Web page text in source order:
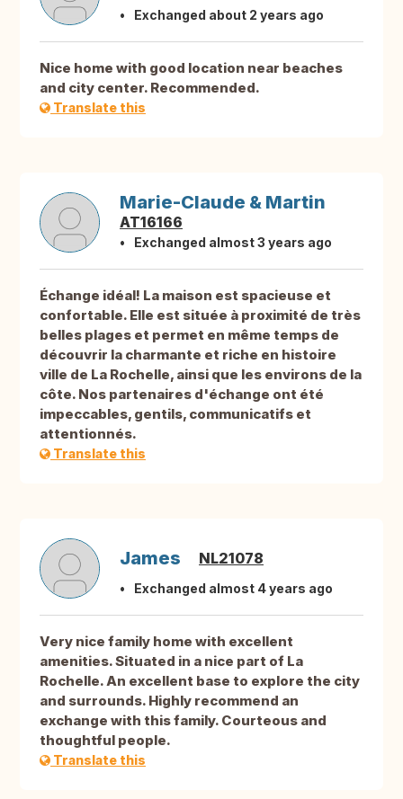
Exchanged about 2 years ago
Nice home with good location near beaches
and city center. Recommended.
Translate this
Marie-Claude & Martin
AT16166
Exchanged almost 3 years ago
Échange idéal! La maison est spacieuse et
confortable. Elle est située à proximité de très
belles plages et permet en même temps de
découvrir la charmante et riche en histoire
ville de La Rochelle, ainsi que les environs de la
côte. Nos partenaires d'échange ont été
impeccables, gentils, communicatifs et
attentionnés.
Translate this
James NL21078
Exchanged almost 4 years ago
Very nice family home with excellent
amenities. Situated in a nice part of La
Rochelle. An excellent base to explore the city
and surrounds. Highly recommend an
exchange with this family. Courteous and
thoughtful people.
Translate this